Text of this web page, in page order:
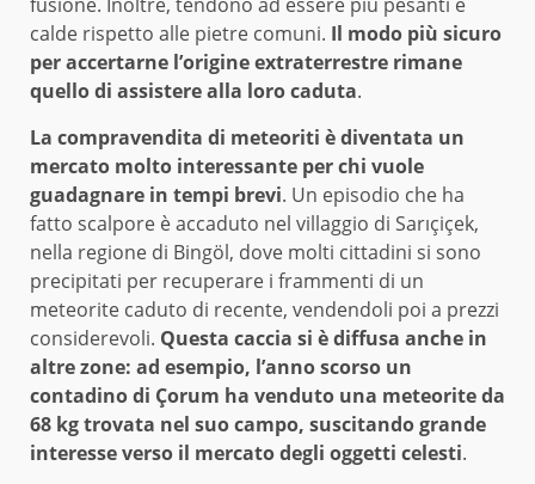
calde rispetto alle pietre comuni. Il modo più sicuro
per accertarne l’origine extraterrestre rimane
quello di assistere alla loro caduta.
La compravendita di meteoriti è diventata un
mercato molto interessante per chi vuole
guadagnare in tempi brevi. Un episodio che ha
fatto scalpore è accaduto nel villaggio di Sarıçiçek,
nella regione di Bingöl, dove molti cittadini si sono
precipitati per recuperare i frammenti di un
meteorite caduto di recente, vendendoli poi a prezzi
considerevoli. Questa caccia si è diffusa anche in
altre zone: ad esempio, l’anno scorso un
contadino di Çorum ha venduto una meteorite da
68 kg trovata nel suo campo, suscitando grande
interesse verso il mercato degli oggetti celesti.